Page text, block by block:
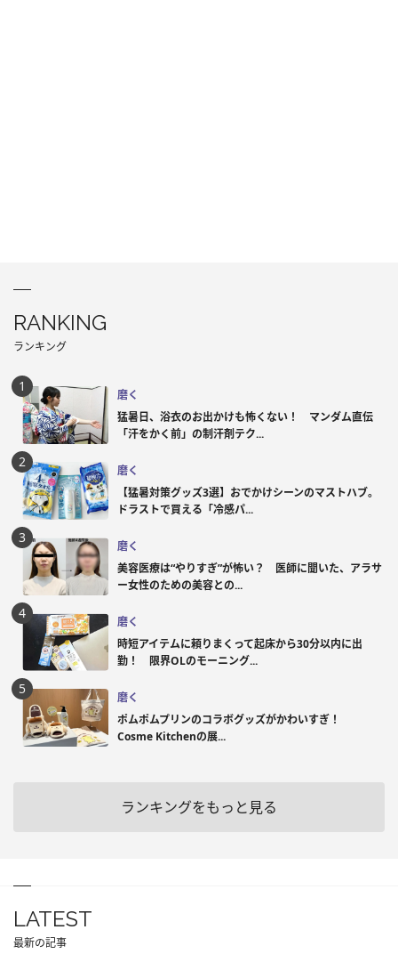
RANKING
ランキング
磨く
猛暑日、浴衣のお出かけも怖くない！ マンダム直伝
「汗をかく前」の制汗剤テク...
磨く
【猛暑対策グッズ3選】おでかけシーンのマストハブ。
ドラストで買える「冷感パ...
磨く
美容医療は“やりすぎ”が怖い？ 医師に聞いた、アラサ
ー女性のための美容との...
磨く
時短アイテムに頼りまくって起床から30分以内に出
勤！ 限界OLのモーニング...
磨く
ポムポムプリンのコラボグッズがかわいすぎ！
Cosme Kitchenの展...
ランキングをもっと見る
LATEST
最新の記事